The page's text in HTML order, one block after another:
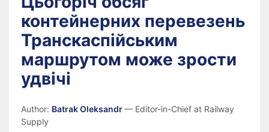
контейнерних перевезень
Транскаспійським
маршрутом може зрости
удвічі
Author: Batrak Oleksandr— Editor-in-Chief at Railway
Supply